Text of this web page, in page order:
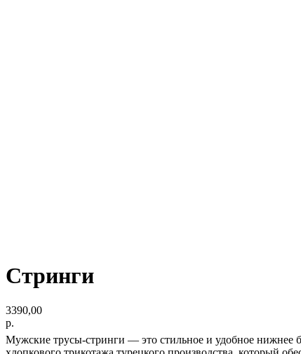
Стринги
3390,00
р.
Мужские трусы-стринги — это стильное и удобное нижнее